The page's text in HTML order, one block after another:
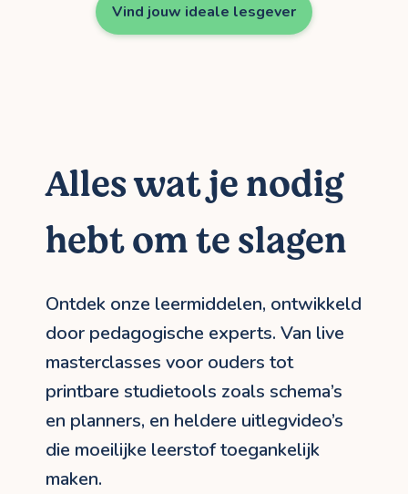
Vind jouw ideale lesgever
Alles wat je nodig
hebt om te slagen
Ontdek onze leermiddelen, ontwikkeld
door pedagogische experts. Van live
masterclasses voor ouders tot
printbare studietools zoals schema’s
en planners, en heldere uitlegvideo’s
die moeilijke leerstof toegankelijk
maken.